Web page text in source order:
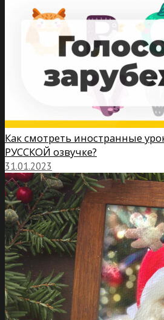
Как смотреть иностранные
РУССКОЙ озвучке?
31.01.2023